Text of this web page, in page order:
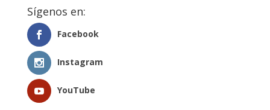
Sígenos en:
Facebook
Instagram
YouTube